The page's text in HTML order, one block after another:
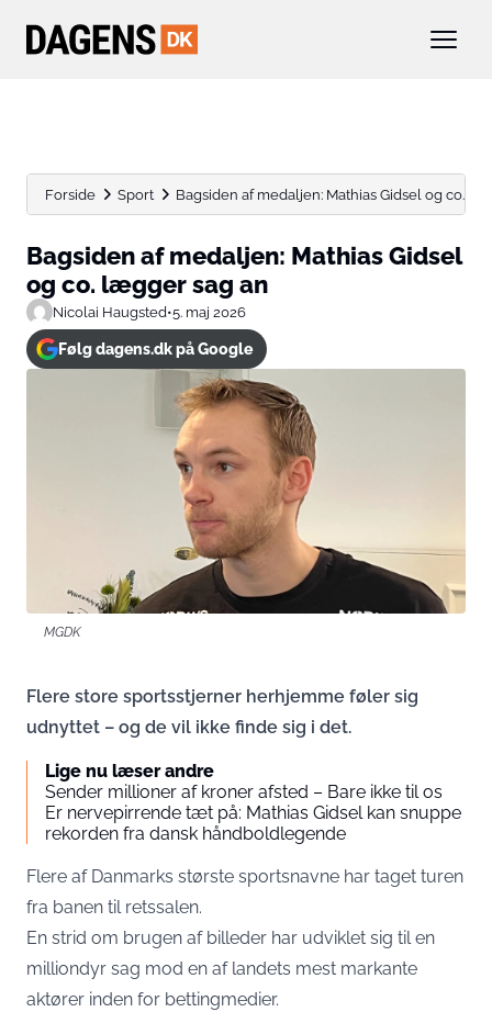
Forside Sport Bagsiden af medaljen: Mathias Gidsel og co.
Bagsiden af medaljen: Mathias Gidsel
og co. lægger sag an
Nicolai Haugsted•5. maj 2026
Følg dagens.dk på Google
MGDK
Flere store sportsstjerner herhjemme føler sig
udnyttet – og de vil ikke finde sig i det.
Lige nu læser andre
Sender millioner af kroner afsted – Bare ikke til os
Er nervepirrende tæt på: Mathias Gidsel kan snuppe
rekorden fra dansk håndboldlegende
Flere af Danmarks største sportsnavne har taget turen
fra banen til retssalen.
En strid om brugen af billeder har udviklet sig til en
milliondyr sag mod en af landets mest markante
aktører inden for bettingmedier.